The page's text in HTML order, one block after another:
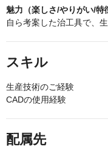
魅力（楽しさ/やりがい/特
自ら考案した治工具で、
スキル
生産技術のご経験
CADの使用経験
配属先